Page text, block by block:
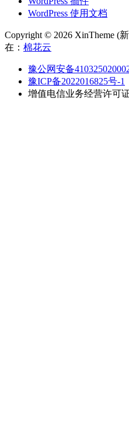
WordPress 使用文档
Copyright © 2026 XinTheme (
在： 棉花云
豫公网安备
豫ICP备2022016825号-1
增值电信业务经营许可